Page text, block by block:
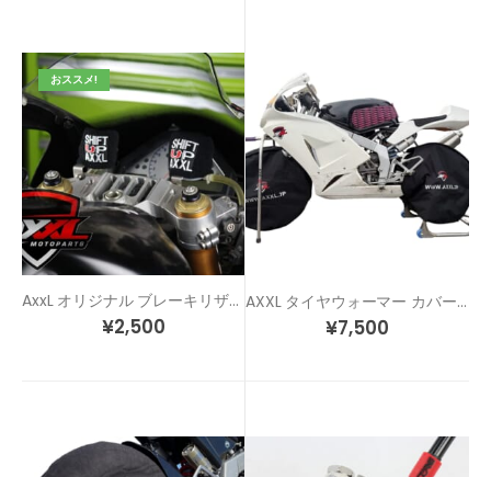
おススメ!
AxxL オリジナル ブレーキリザーバーカバーセット
¥2,500
AXXL タイヤウォーマー カバー 12インチ用 MODEL2 前後セット
¥7,500